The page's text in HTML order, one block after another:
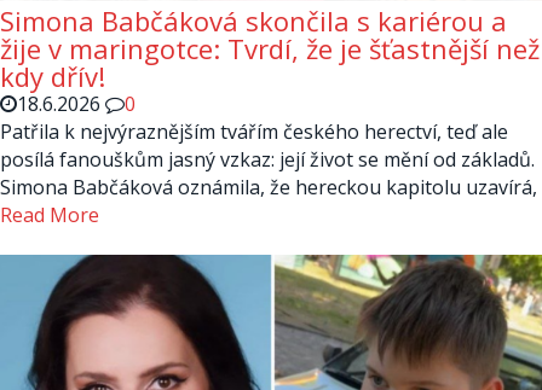
Simona Babčáková skončila s kariérou a
žije v maringotce: Tvrdí, že je šťastnější než
kdy dřív!
18.6.2026
0
Patřila k nejvýraznějším tvářím českého herectví, teď ale
posílá fanouškům jasný vzkaz: její život se mění od základů.
Simona Babčáková oznámila, že hereckou kapitolu uzavírá,
Read More